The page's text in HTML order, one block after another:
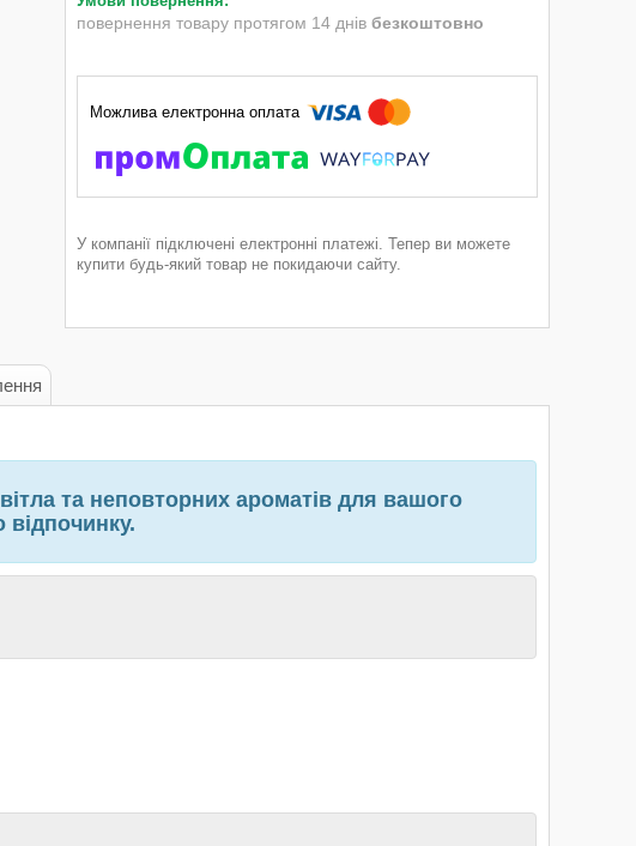
повернення товару протягом 14 днів безкоштовно
У компанії підключені електронні платежі. Тепер ви можете
купити будь-який товар не покидаючи сайту.
та неповторних ароматів для вашого
відпочинку.